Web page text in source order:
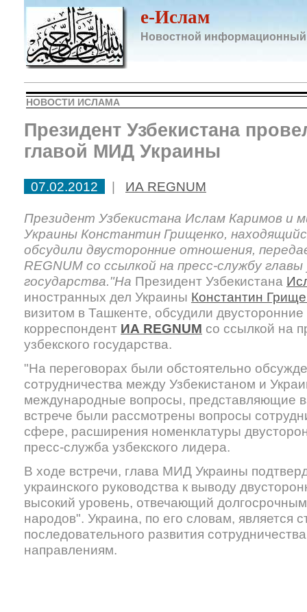
e-Ислам
Новостной информационный
НОВОСТИ ИСЛАМА
Президент Узбекистана
главой МИД Украины
07.02.2012 | ИА REGNUM
Президент Узбекистана Ислам Каримов и
Украины Константин Грищенко,
обсудили двусторонние отношения,
REGNUM со ссылкой на пресс-службу главы
государства."На Президент Узбекистана
иностранных дел Украины Константин
визитом в Ташкенте, обсудили
корреспондент ИА REGNUM со ссылкой на
узбекского государства.
"На переговорах были обстоятельно
сотрудничества между Узбекистаном и
международные вопросы, представляющие
встрече были рассмотрены вопросы
сфере, расширения номенклатуры
пресс-служба узбекского лидера.
В ходе встречи, глава МИД Украины
украинского руководства к выводу
высокий уровень, отвечающий
народов". Украина, по его словам, является
последовательного развития
направлениям.